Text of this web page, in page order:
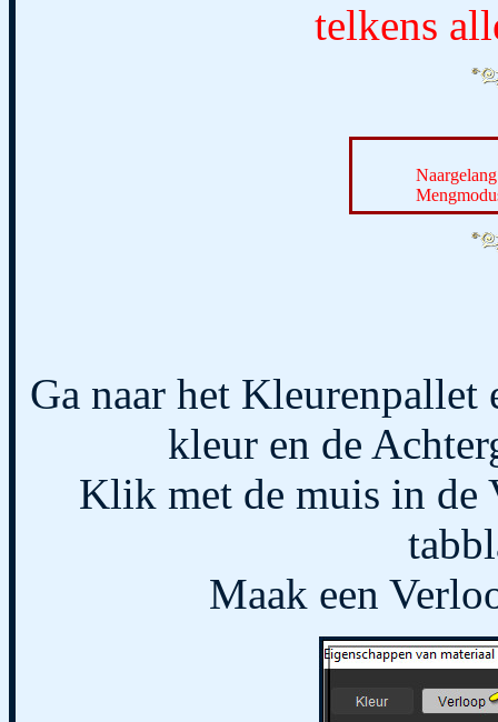
telkens
Ga naar het Kleurenpallet
kleur en de
Klik met de muis in de
Maak een